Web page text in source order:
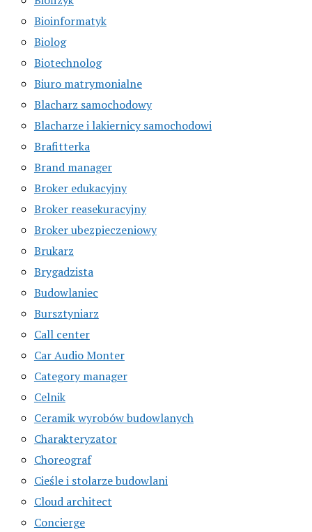
Bioinformatyk
Biolog
Biotechnolog
Biuro matrymonialne
Blacharz samochodowy
Blacharze i lakiernicy samochodowi
Brafitterka
Brand manager
Broker edukacyjny
Broker reasekuracyjny
Broker ubezpieczeniowy
Brukarz
Brygadzista
Budowlaniec
Bursztyniarz
Call center
Car Audio Monter
Category manager
Celnik
Ceramik wyrobów budowlanych
Charakteryzator
Choreograf
Cieśle i stolarze budowlani
Cloud architect
Concierge